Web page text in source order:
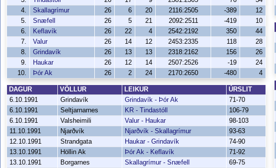
4.
Skallagrímur 26 6 20 2116:2505 -389
12
5.
Snæfell 26 5 21 2092:2511 -419
10
6.
Keflavík 26 22 4 2542:2192 350
44
7.
Valur 26 14 12 2453:2335 118
28
8.
Grindavík 26 13 13 2318:2162 156
26
9.
Haukar 26 12 14 2507:2526 -19
24
10.
Þór Ak 26 2 24 2170:2650 -480 4
DAGUR VÖLLUR LEIKUR
ÚRSLIT
6.10.1991
Grindavík Grindavík - Þór Ak
71-70
6.10.1991
Seltjarnarnes KR - Tindastóll
106-79
6.10.1991
Valsheimili Valur - Haukar
98-103
11.10.1991
Njarðvík Njarðvík - Skallagrímur
93-63
12.10.1991
Strandgata Haukar - Grindavík
74-90
13.10.1991
Höllin Ak Þór Ak - Keflavík
71-92
13.10.1991
Borgarnes Skallagrímur - Snæfell
69-75